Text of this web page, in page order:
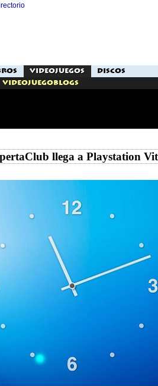
VIDEOJUEGOS
DISCOS
Videojuegoblogs
llega a Playstation